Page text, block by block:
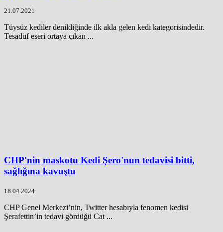
21.07.2021
Tüysüz kediler denildiğinde ilk akla gelen kedi kategorisindedir.
Tesadüf eseri ortaya çıkan ...
CHP'nin maskotu Kedi Şero'nun tedavisi bitti,
sağlığına kavuştu
18.04.2024
CHP Genel Merkezi’nin, Twitter hesabıyla fenomen kedisi
Şerafettin’in tedavi gördüğü Cat ...